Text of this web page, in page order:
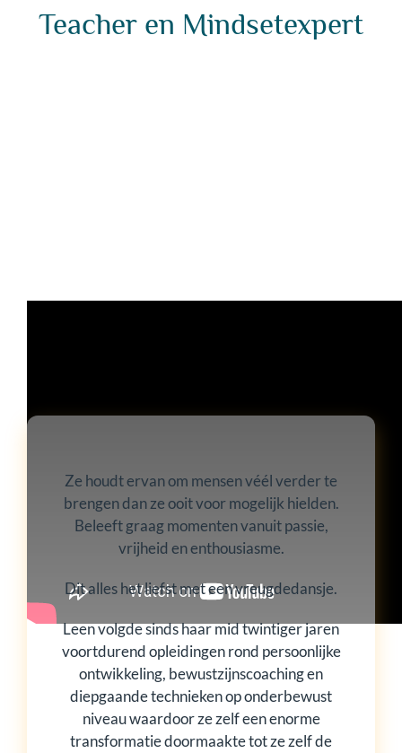
Teacher en Mindsetexpert
Ze houdt ervan om mensen véél verder te
brengen dan ze ooit voor mogelijk hielden.
Beleeft graag momenten vanuit passie,
vrijheid en enthousiasme.
Dit alles het liefst met een vreugdedansje.
Leen volgde sinds haar mid twintiger jaren
voortdurend opleidingen rond persoonlijke
ontwikkeling, bewustzijnscoaching en
diepgaande technieken op onderbewust
niveau waardoor ze zelf een enorme
transformatie doormaakte tot ze zelf de